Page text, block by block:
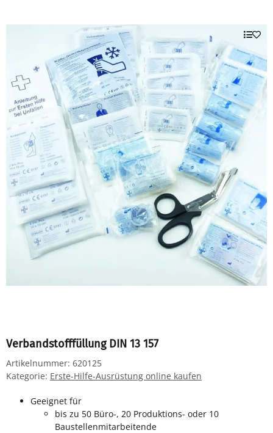
Verbandstofffüllung DIN 13 157
Artikelnummer: 620125
Kategorie: Erste-Hilfe-Ausrüstung online kaufen
Geeignet für
bis zu 50 Büro-, 20 Produktions- oder 10
Baustellenmitarbeitende